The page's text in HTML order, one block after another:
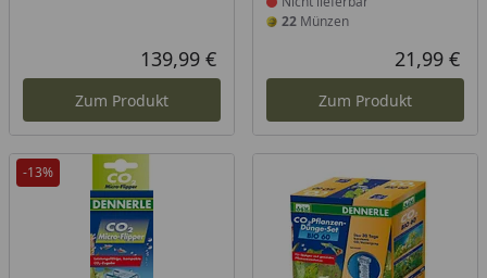
Aktueller Preis
139,99 €
Zum Produkt
22Münzen
21,99 €
Zum Produkt
-13%